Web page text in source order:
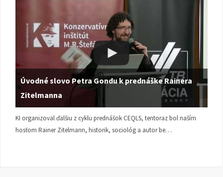
Úvodné slovo Petra Gondu k prednáške Rainera
Zitelmanna
KI organizoval ďalšiu z cyklu prednášok CEQLS, tentoraz bol naším
hosťom Rainer Zitelmann, historik, sociológ a autor be…